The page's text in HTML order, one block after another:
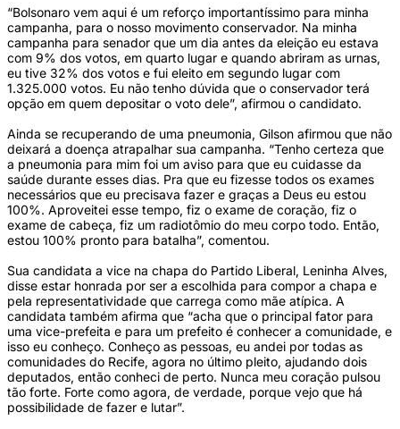
“Bolsonaro vem aqui é um reforço importantíssimo para minha
campanha, para o nosso movimento conservador. Na minha
campanha para senador que um dia antes da eleição eu estava
com 9% dos votos, em quarto lugar e quando abriram as urnas,
eu tive 32% dos votos e fui eleito em segundo lugar com
1.325.000 votos. Eu não tenho dúvida que o conservador terá
opção em quem depositar o voto dele”, afirmou o candidato.
Ainda se recuperando de uma pneumonia, Gilson afirmou que não
deixará a doença atrapalhar sua campanha. “Tenho certeza que
a pneumonia para mim foi um aviso para que eu cuidasse da
saúde durante esses dias. Pra que eu fizesse todos os exames
necessários que eu precisava fazer e graças a Deus eu estou
100%. Aproveitei esse tempo, fiz o exame de coração, fiz o
exame de cabeça, fiz um radiotômio do meu corpo todo. Então,
estou 100% pronto para batalha”, comentou.
Sua candidata a vice na chapa do Partido Liberal, Leninha Alves,
disse estar honrada por ser a escolhida para compor a chapa e
pela representatividade que carrega como mãe atípica. A
candidata também afirma que “acha que o principal fator para
uma vice-prefeita e para um prefeito é conhecer a comunidade, e
isso eu conheço. Conheço as pessoas, eu andei por todas as
comunidades do Recife, agora no último pleito, ajudando dois
deputados, então conheci de perto. Nunca meu coração pulsou
tão forte. Forte como agora, de verdade, porque vejo que há
possibilidade de fazer e lutar”.